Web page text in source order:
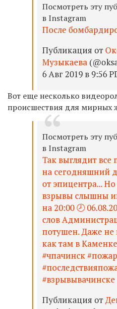
Посмотреть эту
в Instagram
После
Публикация от
Музыкаева
6 Авг 2019 в 9:56
Вот еще несколько
происшествия для мирных
Посмотреть эту
в Instagram
Так выглядит
на сегодняшний
от эпицентра...
взрывы слышны
на 20:00 🕗
слов
потушен. Даже не
как там в
#чпачинск
#взрывывачинске
Публикация от